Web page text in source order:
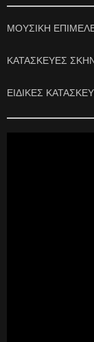
ΜΟΥΣΙΚΗ
ΚΑΤΑΣΚΕΥΕΣ
ΕΙΔΙΚΕΣ